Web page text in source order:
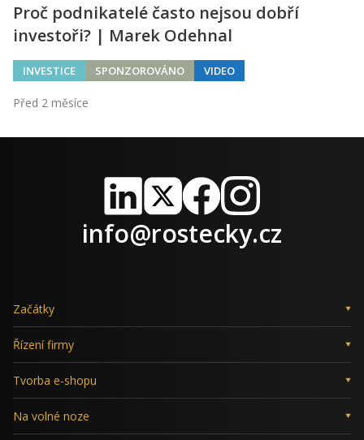
Proč podnikatelé často nejsou dobří
investoři? | Marek Odehnal
INVESTICE SPONZOROVÁNO VIDEO
Před 2 měsíce
LinkedIn
X FacebookInstagram
info@rostecky.cz
Začátky
Řízení firmy
Tvorba e-shopu
Na volné noze